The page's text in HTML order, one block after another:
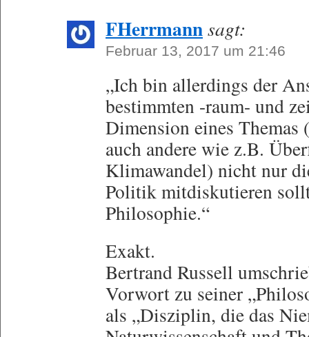
FHerrmannsagt:
Februar 13, 2017 um 21:46
„Ich bin allerdings der
bestimmten -raum- und
Dimension eines
auch andere wie z.B.
Klimawandel) nicht nur
Politik mitdiskutieren
Philosophie.“
Exakt.
Bertrand Russell
Vorwort zu seiner
als „Disziplin, die das